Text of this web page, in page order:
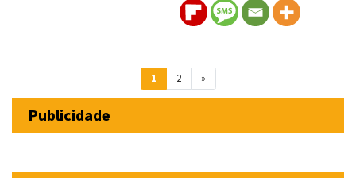
Navegação entre posts
1 2 »
Publicidade